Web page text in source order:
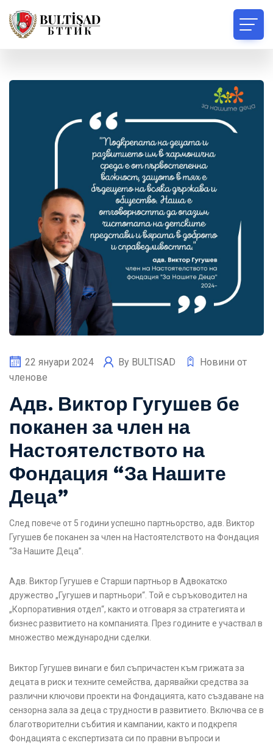
22 януари 2024 By BULTISAD
Новини от
членове
Адв. Виктор Гугушев бе
поканен за член на
Настоятелството на
Фондация “За Нашите
Деца”
След повече от 5 години успешно партньорство, адв. Виктор
Гугушев бе поканен за член на Настоятелството на Фондация
“За Нашите Деца”.
Адв. Виктор Гугушев е Старши партньор в Адвокатско
дружество „Гугушев и партньори“. Той е съръководител на
„Корпоративния отдел“, както и отговаря за стратегията и
бизнес развитието на компанията. През годините е участвал в
множество международни сделки.
Виктор Гугушев винаги е бил съпричастен към грижата за
децата в риск и техните семейства, дарявайки средства за
различни ключови проекти на Фондацията, като създаване на
сензорна зала за деца с трудности в развитието. Включва се в
благотворителни събития и кампании, както и подкрепя
Фондацията с експертизата си по правни въпроси и